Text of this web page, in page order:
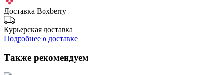
Доставка Boxberry
Курьерская доставка
Подробнее о доставке
Также рекомендуем